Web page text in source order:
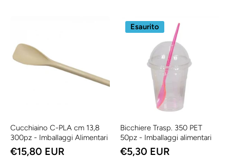
Cucchiaino C-PLA cm 13,8
300pz - Imballaggi Alimentari
€15,80 EUR
Esaurito
Bicchiere Trasp. 350 PET
50pz - Imballaggi alimentari
€5,30 EUR